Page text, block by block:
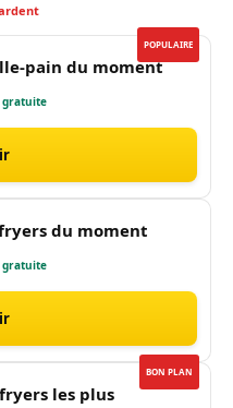
POPULAIRE
pain du moment
gratuite
du moment
gratuite
BON PLAN
les plus